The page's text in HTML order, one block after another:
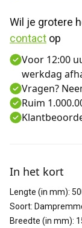
contact op
Voor 12:00
werkdag
Vragen?
Ruim
In het kort
Lengte (in mm):
Soort:
Breedte (in mm):